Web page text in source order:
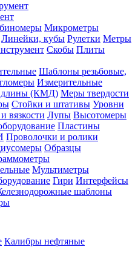
Микрометры
Линейки, кубы Рулетки Метры
Скобы Плиты
Шаблоны резьбовые,
Измерительные
длины (КМД) Меры твердости
Стойки и штативы Уровни
вязкости Лупы Высотомеры
Пластины
Проволочки и ролики
Образцы
Мультиметры
Гири Интерфейсы
шаблоны
Калибры нефтяные